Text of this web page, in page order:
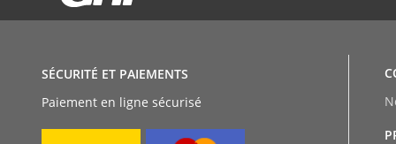
Paiement en ligne sécurisé
SÉCURITÉ ET PAIEMENTS